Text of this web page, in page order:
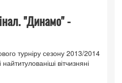
"Динамо" -
турніру сезону 2013/2014
вітчизняні